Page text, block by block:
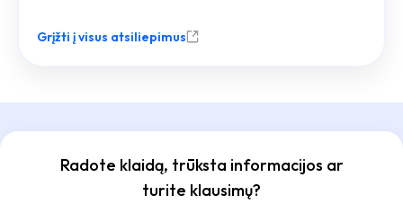
Grįžti į visus atsiliepimus
Radote klaidą, trūksta informacijos ar
turite klausimų?